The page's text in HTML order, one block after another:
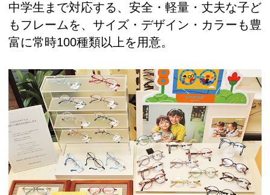
中学生まで対応する、安全・軽量・丈夫な子ど
もフレームを、サイズ・デザイン・カラーも豊
富に常時100種類以上を用意。